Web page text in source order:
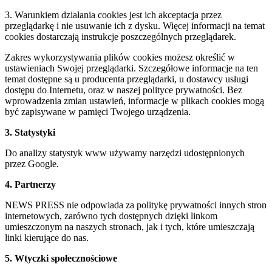
3. Warunkiem działania cookies jest ich akceptacja przez
przeglądarkę i nie usuwanie ich z dysku. Więcej informacji na temat
cookies dostarczają instrukcje poszczególnych przeglądarek.
Zakres wykorzystywania plików cookies możesz określić w
ustawieniach Swojej przeglądarki. Szczegółowe informacje na ten
temat dostępne są u producenta przeglądarki, u dostawcy usługi
dostępu do Internetu, oraz w naszej polityce prywatności. Bez
wprowadzenia zmian ustawień, informacje w plikach cookies mogą
być zapisywane w pamięci Twojego urządzenia.
3. Statystyki
Do analizy statystyk www używamy narzędzi udostępnionych
przez Google.
4. Partnerzy
NEWS PRESS nie odpowiada za politykę prywatności innych stron
internetowych, zarówno tych dostępnych dzięki linkom
umieszczonym na naszych stronach, jak i tych, które umieszczają
linki kierujące do nas.
5. Wtyczki społecznościowe